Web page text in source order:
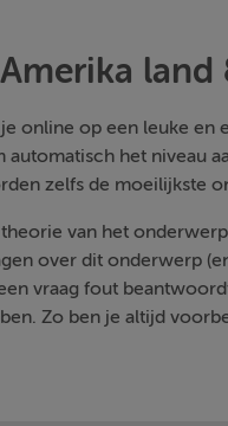
online op een leuke en
automatisch het niveau
zelfs de moeilijkste
van het onderwerp
over dit onderwerp
vraag fout
Zo ben je altijd